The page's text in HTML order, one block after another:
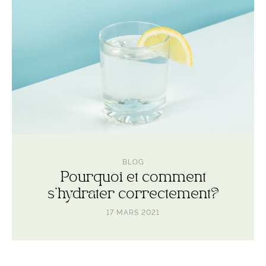
Pourquoi et comment
s’hydrater correctement?
17 MARS 2021
BLOG